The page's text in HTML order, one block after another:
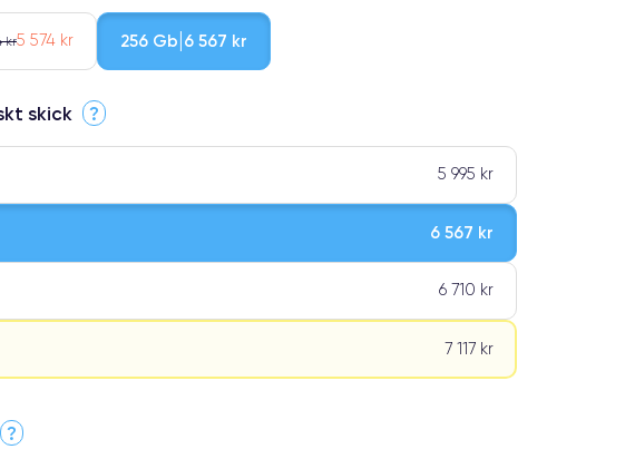
kr5 574 kr 256 Gb 6 567 kr
skick ?
5 995 kr
6 567 kr
6 710 kr
7 117 kr
?